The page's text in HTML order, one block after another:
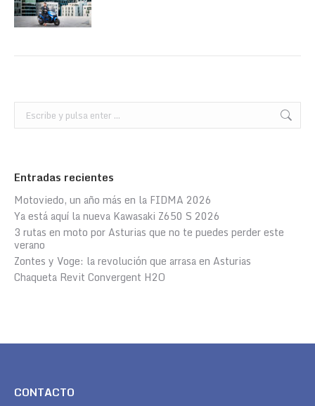
Buscar:
Entradas recientes
Motoviedo, un año más en la FIDMA 2026
Ya está aquí la nueva Kawasaki Z650 S 2026
3 rutas en moto por Asturias que no te puedes perder este
verano
Zontes y Voge: la revolución que arrasa en Asturias
Chaqueta Revit Convergent H2O
CONTACTO